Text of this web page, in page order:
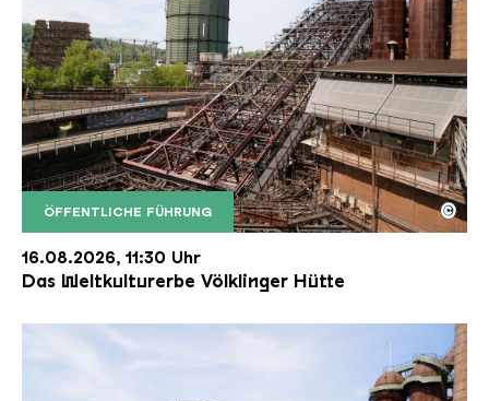
ÖFFENTLICHE FÜHRUNG
Der Erzschrägaufzug der Völklinger Hütte mit
Copyright: Weltkulturerbe Völklinger Hütte | Karl
©
16.08.2026, 11:30 Uhr
Das Weltkulturerbe Völklinger Hütte